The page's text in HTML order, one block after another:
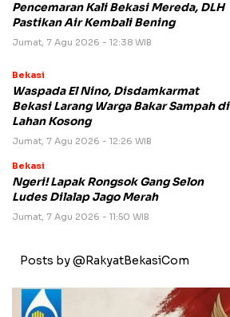
Pencemaran Kali Bekasi Mereda, DLH
Pastikan Air Kembali Bening
Jumat, 7 Agu 2026 - 12:38 WIB
Bekasi
Waspada El Nino, Disdamkarmat
Bekasi Larang Warga Bakar Sampah di
Lahan Kosong
Jumat, 7 Agu 2026 - 12:26 WIB
Bekasi
Ngeri! Lapak Rongsok Gang Selon
Ludes Dilalap Jago Merah
Jumat, 7 Agu 2026 - 11:50 WIB
Posts by @RakyatBekasiCom